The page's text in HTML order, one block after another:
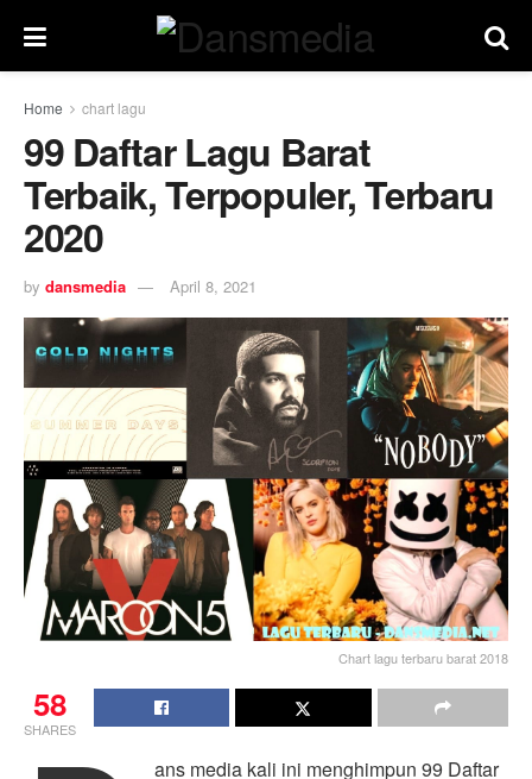
Home chart lagu
99 Daftar Lagu Barat
Terbaik, Terpopuler, Terbaru
2020
by dansmedia April 8, 2021
Chart lagu terbaru barat 2018
58
SHARES
ans media kali ini menghimpun 99 Daftar